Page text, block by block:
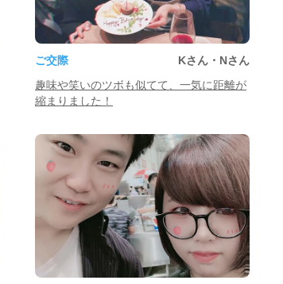
ご交際
Kさん・Nさん
趣味や笑いのツボも似てて、一気に距離が
縮まりました！